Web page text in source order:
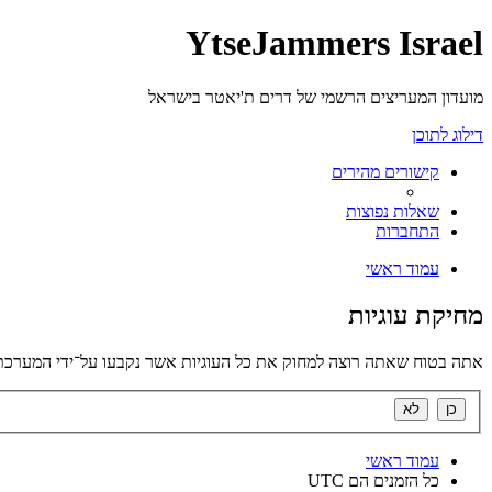
YtseJammers Israel
מועדון המעריצים הרשמי של דרים ת'יאטר בישראל
דילוג לתוכן
קישורים מהירים
שאלות נפוצות
התחברות
עמוד ראשי
מחיקת עוגיות
אתה בטוח שאתה רוצה למחוק את כל העוגיות אשר נקבעו על־ידי
עמוד ראשי
כל הזמנים הם UTC